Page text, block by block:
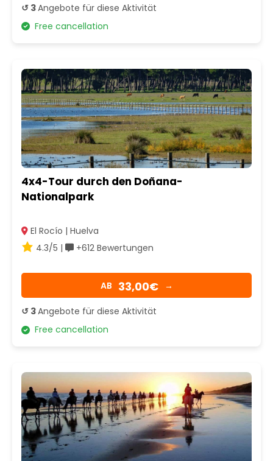
↺ 3Angebote für diese Aktivität
Free cancellation
4x4-Tour durch den Doñana-
Nationalpark
El Rocío | Huelva
4.3/5 |
+612 Bewertungen
AB 33,00€ →
↺ 3Angebote für diese Aktivität
Free cancellation